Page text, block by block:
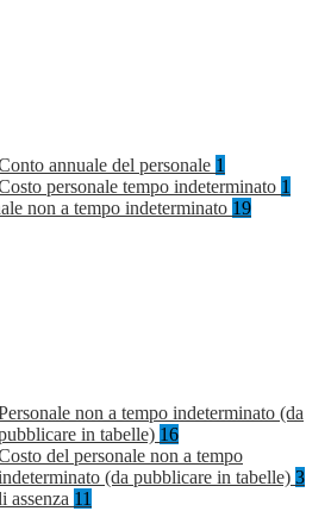
annuale del personale 1
personale tempo indeterminato 1
non a tempo indeterminato 19
non a tempo indeterminato (da
in tabelle) 16
del personale non a tempo
(da pubblicare in tabelle) 3
assenza 11